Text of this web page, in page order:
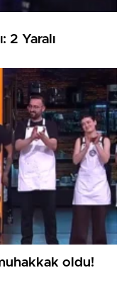
2 Yaralı
oldu!